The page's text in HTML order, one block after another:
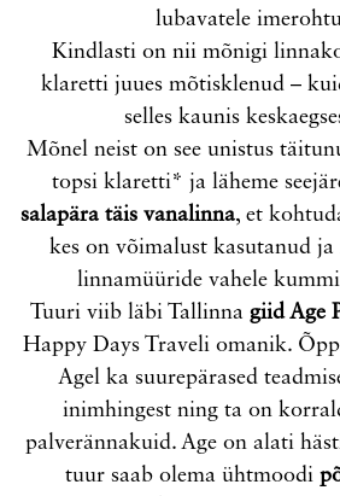
lubavatele
Kindlasti on nii mõnigi
klaretti juues mõtisklenud –
selles kaunis
Mõnel neist on see unistus
topsi klaretti* ja läheme
salapära täis vanalinna, et
kes on võimalust kasutanud ja
linnamüüride vahele
Tuuri viib läbi Tallinna giid Age
Happy Days Traveli omanik.
Agel ka suurepärased
inimhingest ning ta on
palverännakuid. Age on alati
tuur saab olema ühtmoodi